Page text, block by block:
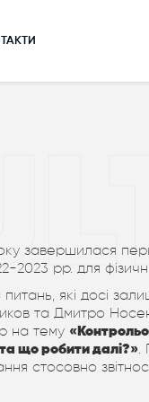
завершилася
2023 рр. для
які досі
та Дмитро
на тему
та що робити далі?».
стосовно